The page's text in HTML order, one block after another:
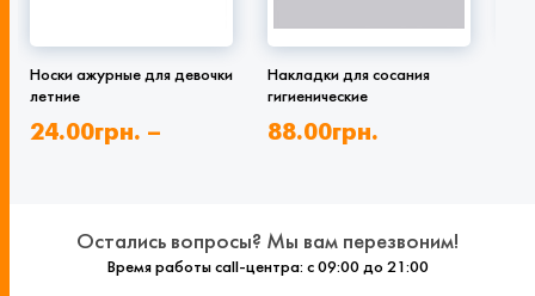
Носки ажурные для девочки
летние
24.00грн. –
Накладки для сосания
гигиенические
88.00грн.
Остались вопросы? Мы вам перезвоним!
Время работы call-центра: с 09:00 до 21:00